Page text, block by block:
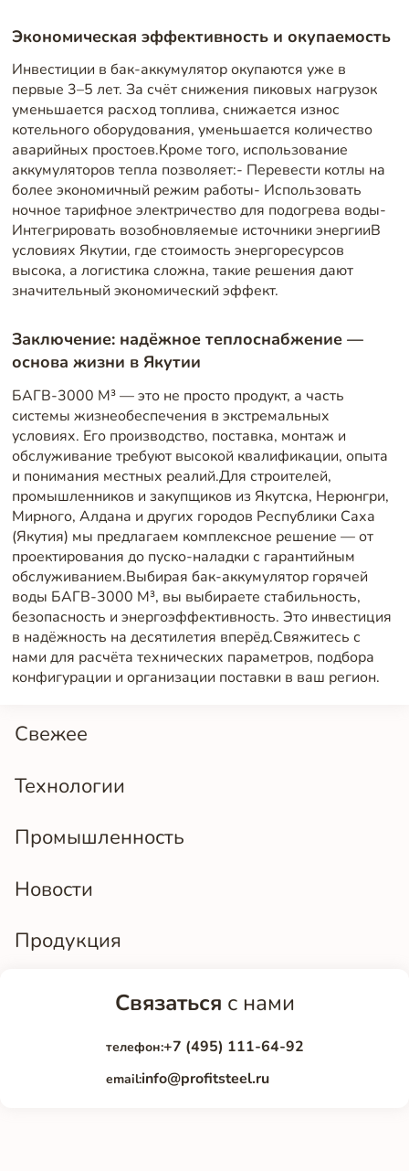
Свежее
Технологии
Промышленность
Новости
Продукция
Экономическая эффективность и окупаемость
Инвестиции в бак-аккумулятор окупаются уже в
первые 3–5 лет. За счёт снижения пиковых нагрузок
уменьшается расход топлива, снижается износ
котельного оборудования, уменьшается количество
аварийных простоев.Кроме того, использование
аккумуляторов тепла позволяет:- Перевести котлы на
более экономичный режим работы- Использовать
ночное тарифное электричество для подогрева воды-
Интегрировать возобновляемые источники энергииВ
условиях Якутии, где стоимость энергоресурсов
высока, а логистика сложна, такие решения дают
значительный экономический эффект.
Заключение: надёжное теплоснабжение —
основа жизни в Якутии
БАГВ-3000 М³ — это не просто продукт, а часть
системы жизнеобеспечения в экстремальных
условиях. Его производство, поставка, монтаж и
обслуживание требуют высокой квалификации, опыта
и понимания местных реалий.Для строителей,
промышленников и закупщиков из Якутска, Нерюнгри,
Мирного, Алдана и других городов Республики Саха
(Якутия) мы предлагаем комплексное решение — от
проектирования до пуско-наладки с гарантийным
обслуживанием.Выбирая бак-аккумулятор горячей
воды БАГВ-3000 М³, вы выбираете стабильность,
безопасность и энергоэффективность. Это инвестиция
в надёжность на десятилетия вперёд.Свяжитесь с
нами для расчёта технических параметров, подбора
конфигурации и организации поставки в ваш регион.
Связаться с нами
телефон:+7 (495) 111-64-92
email:info@profitsteel.ru